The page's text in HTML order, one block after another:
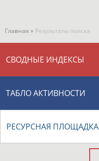
Главная » Результаты поиска
СВОДНЫЕ ИНДЕКСЫ
ТАБЛО АКТИВНОСТИ
РЕСУРСНАЯ ПЛОЩАДКА